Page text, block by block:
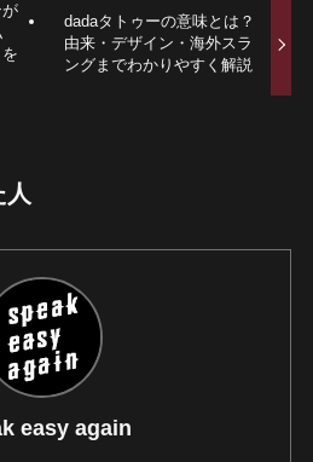
dadaタトゥーの意味とは？
由来・デザイン・海外スラ
ングまでわかりやすく解説
easy again